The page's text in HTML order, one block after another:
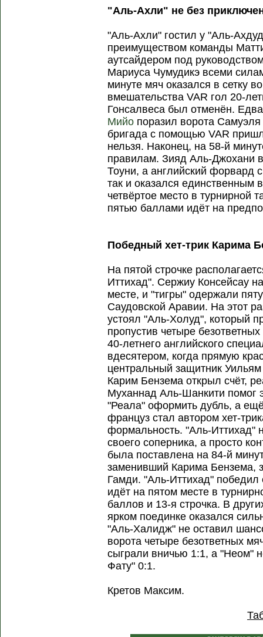
"Аль-Ахли" не без
"Аль-Ахли" гостил у "Аль-
преимуществом команды
аутсайдером под
Мариуса Чумудикэ всеми
минуте мяч оказался в сетку
вмешательства VAR гол 20-
Гонсалвеса был отменён.
Мийо поразил ворота
бригада с помощью VAR
нельзя. Наконец, на 58-й
правилам. Зияд Аль-Джохани
Тоуни, а английский форвард
так и оказался единственным
четвёртое место в турнирной
пятью баллами идёт на
Победный хет-трик Карима
На пятой строчке
Иттихад". Сержиу Консейсау
месте, и "тигры" одержали
Саудовской Аравии. На этот
устоял "Аль-Холуд", который
пропустив четыре
40-летнего английского
вдесятером, когда прямую
центральный защитник Уильям
Карим Бензема открыл счёт,
Муханнад Аль-Шанкити помог
"Реала" оформить дубль, а
француз стал автором хет-
формальность. "Аль-Иттихад"
своего соперника, а просто
была поставлена на 84-й
заменивший Карима Бензема,
Гамди. "Аль-Иттихад" победил
идёт на пятом месте в
баллов и 13-я строчка. В
ярком поединке оказался
"Аль-Халидж" не оставил
ворота четыре безответных
сыграли вничью 1:1, а "Неом"
Фату" 0:1.
Кретов Максим.